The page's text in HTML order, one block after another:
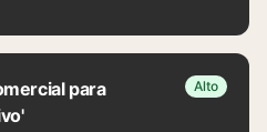
para
Alto